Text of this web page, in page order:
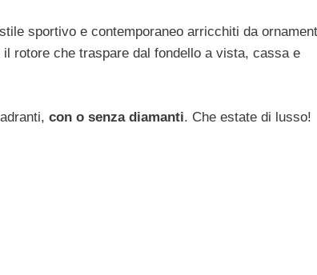
sportivo e contemporaneo arricchiti da
rotore che traspare dal fondello a vista, cassa e
con o senza diamanti. Che estate di lusso!